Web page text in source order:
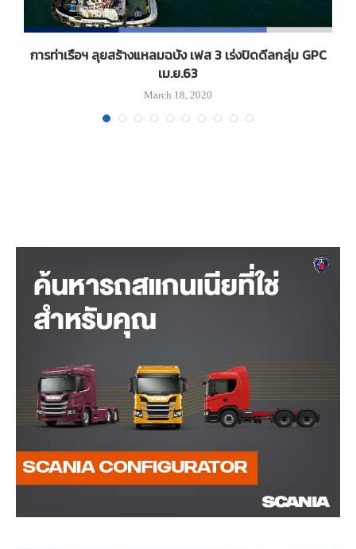
การท่าเรือฯ ลุยสร้างแหลมฉบัง เฟส 3 เร่งปิดดีลกลุ่ม GPC
เม.ย.63
March 18, 2020